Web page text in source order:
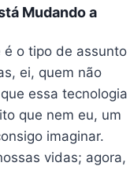
Mudando a
é o tipo de assunto
ei, quem não
essa tecnologia
que nem eu, um
imaginar.
vidas; agora,